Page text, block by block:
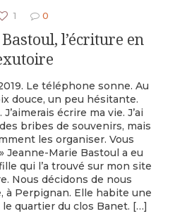
1 0
l’écriture en
Le téléphone sonne. Au
douce, un peu hésitante.
écrire ma vie. J’ai
bribes de souvenirs, mais
les organiser. Vous
Jeanne-Marie Bastoul a eu
qui l’a trouvé sur mon site
Nous décidons de nous
à Perpignan. Elle habite une
quartier du clos Banet. […]